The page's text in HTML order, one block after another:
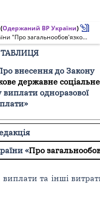
(Одержаний ВР України)
Про внесення змін до Закону України "Про загальнообов'язкове державне соціальне страхування" щодо порядку виплати одноразової страхової виплати